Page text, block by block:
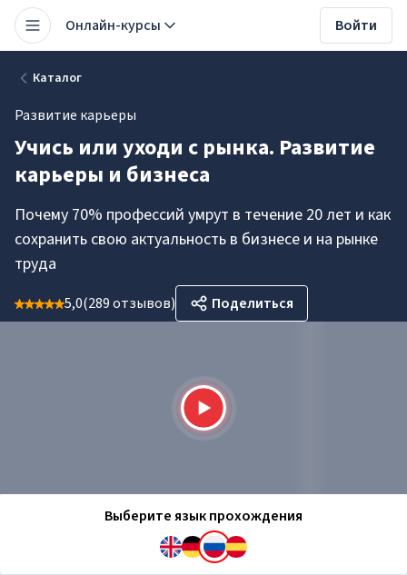
Онлайн-курсы Войти
Каталог
Развитие карьеры
Учись или уходи с рынка. Развитие
карьеры и бизнеса
Почему 70% профессий умрут в течение 20 лет и как
сохранить свою актуальность в бизнесе и на рынке
труда
5,0(289 отзывов) Поделиться
Выберите язык прохождения